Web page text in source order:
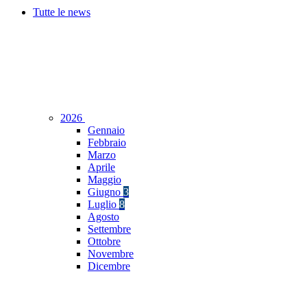
Tutte le news
2026
Gennaio
Febbraio
Marzo
Aprile
Maggio
Giugno 3
Luglio 8
Agosto
Settembre
Ottobre
Novembre
Dicembre